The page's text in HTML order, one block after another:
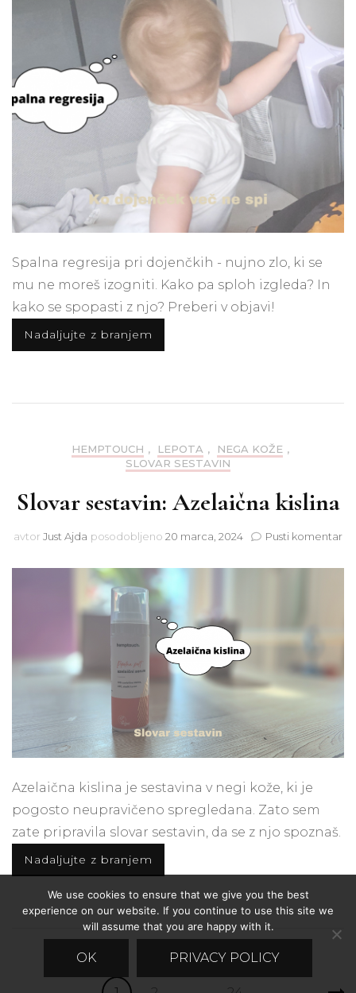
kako
se
Spalna regresija pri dojenčkih - nujno zlo, ki se
mu ne moreš izogniti. Kako pa sploh izgleda? In
kako se spopasti z njo? Preberi v objavi!
Nadaljujte z branjem
HEMPTOUCH , LEPOTA , NEGA KOŽE ,
SLOVAR SESTAVIN
Slovar sestavin: Azelaična kislina
avtor Just Ajda posodobljeno 20 marca, 2024 Pusti komentarna
Azelaična kislina je sestavina v negi kože, ki je
pogosto neupravičeno spregledana. Zato sem
zate pripravila slovar sestavin, da se z njo spoznaš.
Nadaljujte z branjem
Številčenje
We use cookies to ensure that we give you the best
experience on our website. If you continue to use this site we
will assume that you are happy with it.
OK PRIVACY POLICY